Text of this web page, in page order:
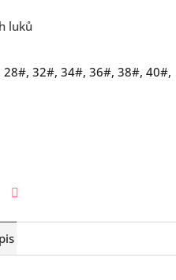
luků
32#, 34#, 36#, 38#, 40#,